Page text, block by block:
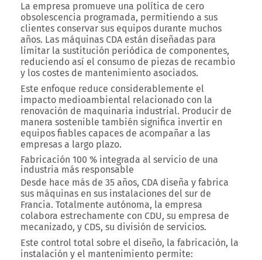
La empresa promueve una política de cero
obsolescencia programada, permitiendo a sus
clientes conservar sus equipos durante muchos
años. Las máquinas CDA están diseñadas para
limitar la sustitución periódica de componentes,
reduciendo así el consumo de piezas de recambio
y los costes de mantenimiento asociados.
Este enfoque reduce considerablemente el
impacto medioambiental relacionado con la
renovación de maquinaria industrial. Producir de
manera sostenible también significa invertir en
equipos fiables capaces de acompañar a las
empresas a largo plazo.
Fabricación 100 % integrada al servicio de una
industria más responsable
Desde hace más de 35 años, CDA diseña y fabrica
sus máquinas en sus instalaciones del sur de
Francia. Totalmente autónoma, la empresa
colabora estrechamente con CDU, su empresa de
mecanizado, y CDS, su división de servicios.
Este control total sobre el diseño, la fabricación, la
instalación y el mantenimiento permite: